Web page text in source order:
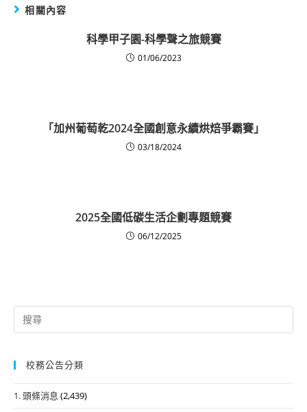
相關內容
科學甲子園-科學聲之旅競賽
01/06/2023
「加州葡萄乾2024全國創意永續烘焙爭霸賽」
03/18/2024
2025全國低碳生活企劃專題競賽
06/12/2025
Search
for:
校務公告分類
1. 頭條消息 (2,439)